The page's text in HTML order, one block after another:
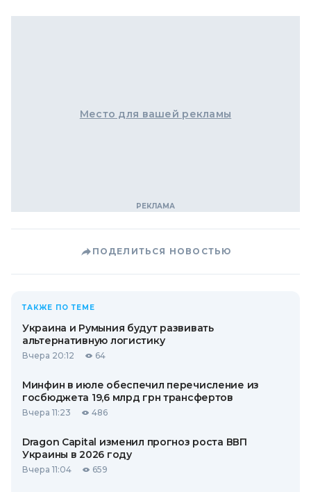
Место для вашей рекламы
ПОДЕЛИТЬСЯ НОВОСТЬЮ
ТАКЖЕ ПО ТЕМЕ
Украина и Румыния будут развивать
альтернативную логистику
Вчера 20:12 64
Минфин в июле обеспечил перечисление из
госбюджета 19,6 млрд грн трансфертов
Вчера 11:23 486
Dragon Capital изменил прогноз роста ВВП
Украины в 2026 году
Вчера 11:04 659